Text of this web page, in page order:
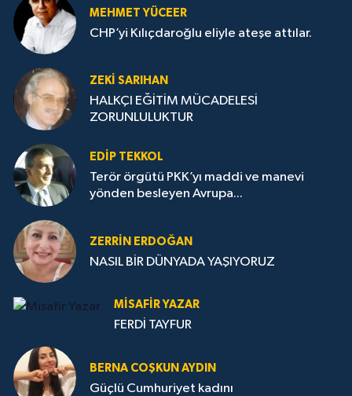
MEHMET YÜCEER
CHP’yi Kılıçdaroğlu eliyle ateşe attılar.
ZEKI SARIHAN
HALKÇI EĞİTİM MÜCADELESİ
ZORUNLULUKTUR
EDIP TEKKOL
Terör örgütü PKK’yı maddi ve manevi
yönden besleyen Avrupa...
ZERRIN ERDOĞAN
NASIL BİR DÜNYADA YAŞIYORUZ
MISAFIR YAZAR
FERDİ TAYFUR
BERNA COŞKUN AYDIN
Güçlü Cumhuriyet kadını